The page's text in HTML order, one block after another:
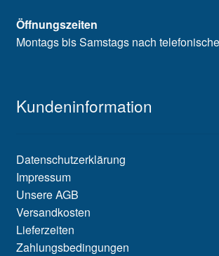
Öffnungszeiten
Montags bis Samstags nach
Kundeninformation
Datenschutzerklärung
Impressum
Unsere AGB
Versandkosten
Lieferzeiten
Zahlungsbedingungen